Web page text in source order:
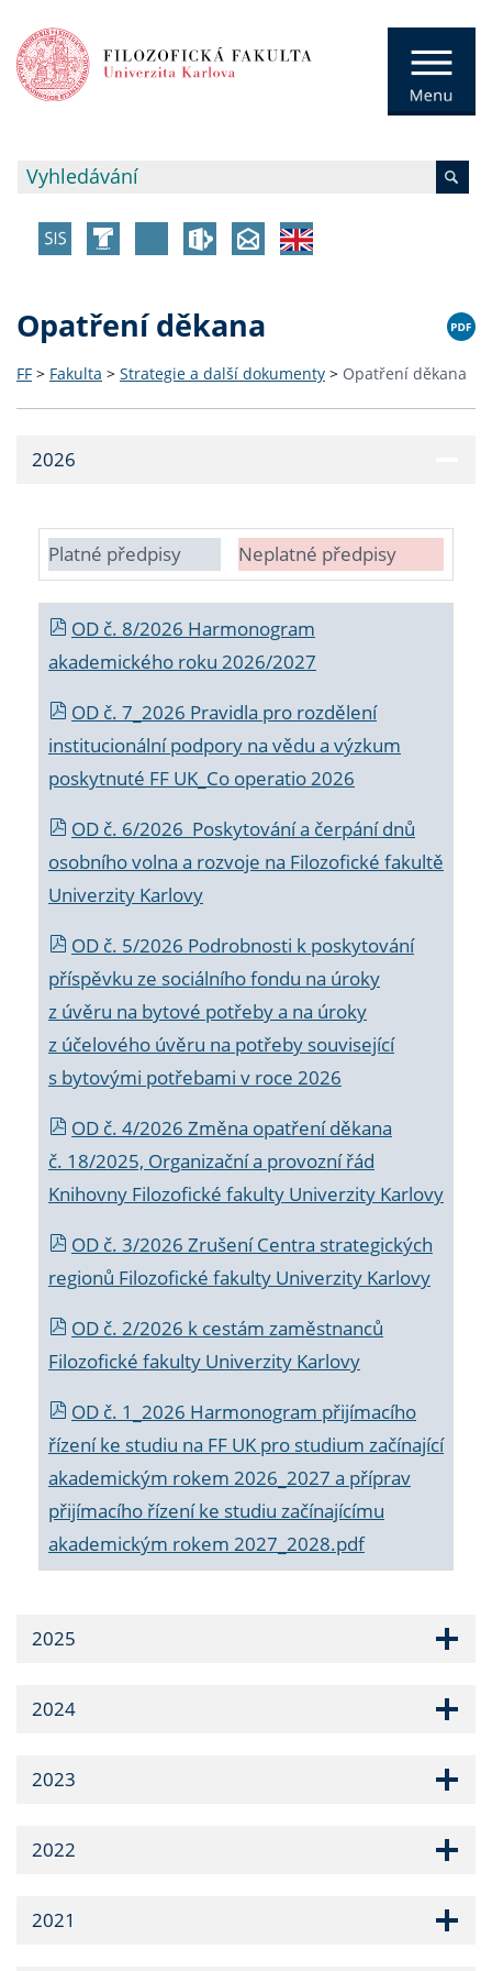
Opatření děkana
FF > Fakulta > Strategie a další dokumenty > Opatření děkana
2026
Platné předpisy Neplatné předpisy
OD č. 8/2026 Harmonogram
akademického roku 2026/2027
OD č. 7_2026 Pravidla pro rozdělení
institucionální podpory na vědu a výzkum
poskytnuté FF UK_Co operatio 2026
OD č. 6/2026 Poskytování a čerpání dnů
osobního volna a rozvoje na Filozofické fakultě
Univerzity Karlovy
OD č. 5/2026 Podrobnosti k poskytování
příspěvku ze sociálního fondu na úroky
z úvěru na bytové potřeby a na úroky
z účelového úvěru na potřeby související
s bytovými potřebami v roce 2026
OD č. 4/2026 Změna opatření děkana
č. 18/2025, Organizační a provozní řád
Knihovny Filozofické fakulty Univerzity Karlovy
OD č. 3/2026 Zrušení Centra strategických
regionů Filozofické fakulty Univerzity Karlovy
OD č. 2/2026 k cestám zaměstnanců
Filozofické fakulty Univerzity Karlovy
OD č. 1_2026 Harmonogram přijímacího
řízení ke studiu na FF UK pro studium začínající
akademickým rokem 2026_2027 a příprav
přijímacího řízení ke studiu začínajícímu
akademickým rokem 2027_2028.pdf
2025
2024
2023
2022
2021